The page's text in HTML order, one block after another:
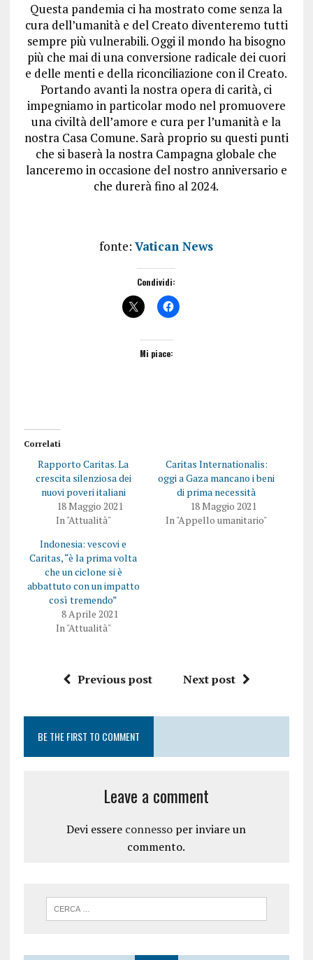
Questa pandemia ci ha mostrato come senza la
cura dell’umanità e del Creato diventeremo tutti
sempre più vulnerabili. Oggi il mondo ha bisogno
più che mai di una conversione radicale dei cuori
e delle menti e della riconciliazione con il Creato.
Portando avanti la nostra opera di carità, ci
impegniamo in particolar modo nel promuovere
una civiltà dell’amore e cura per l’umanità e la
nostra Casa Comune. Sarà proprio su questi punti
che si baserà la nostra Campagna globale che
lanceremo in occasione del nostro anniversario e
che durerà fino al 2024.
fonte:Vatican News
Condividi:
Mi piace:
Correlati
Rapporto Caritas. La
crescita silenziosa dei
nuovi poveri italiani
18 Maggio 2021
In "Attualità"
Caritas Internationalis:
oggi a Gaza mancano i beni
di prima necessità
18 Maggio 2021
In "Appello umanitario"
Indonesia: vescovi e
Caritas, “è la prima volta
che un ciclone si è
abbattuto con un impatto
così tremendo”
8 Aprile 2021
In "Attualità"
Previous post Next post
BE THE FIRST TO COMMENT
Leave a comment
Devi essere connesso per inviare un
commento.